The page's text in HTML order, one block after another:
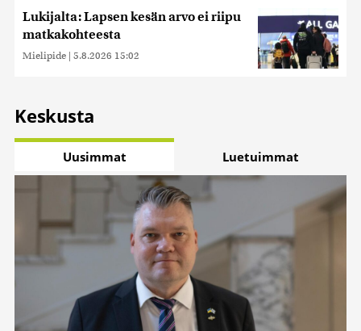
Lukijalta: Lapsen kesän arvo ei riipu
matkakohteesta
Mielipide | 5.8.2026 15:02
Keskusta
Uusimmat Luetuimmat